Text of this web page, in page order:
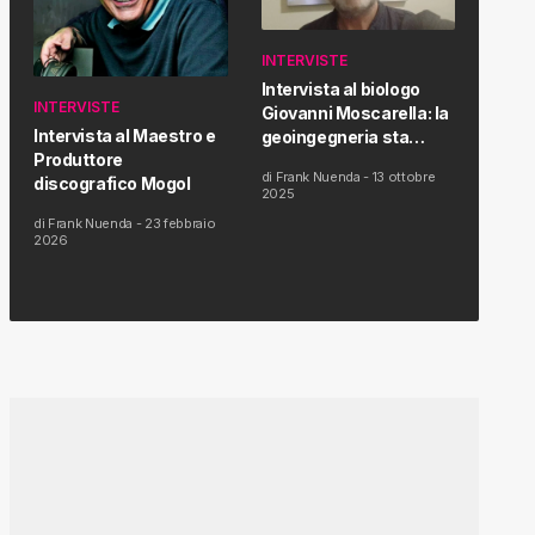
INTERVISTE
Intervista al Maestro e
Produttore
discografico Mogol
di Frank Nuenda - 23 febbraio
2026
INTERVISTE
Intervista al biologo
Giovanni Moscarella: la
geoingegneria sta
salute dell’uomo
di Frank Nuenda - 13 ottobre
2025